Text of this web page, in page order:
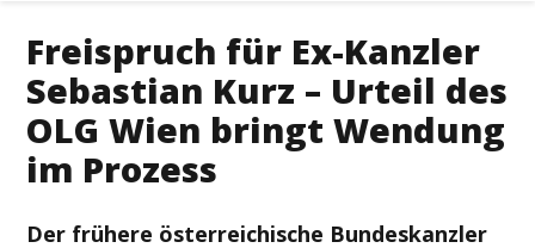
Freispruch für Ex-Kanzler
Sebastian Kurz – Urteil des
OLG Wien bringt Wendung
im Prozess
Der frühere österreichische Bundeskanzler